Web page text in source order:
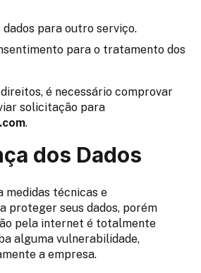
para outro serviço.
para o tratamento dos
é necessário comprovar
solicitação para
.
dos Dados
medidas técnicas e
proteger seus dados, porém
pela internet é totalmente
alguma vulnerabilidade,
a empresa.